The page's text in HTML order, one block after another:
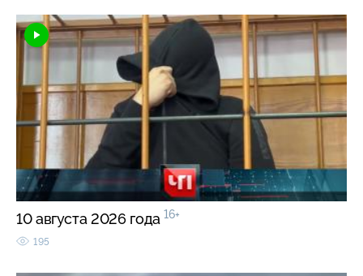
10 августа 2026 года 16+
195